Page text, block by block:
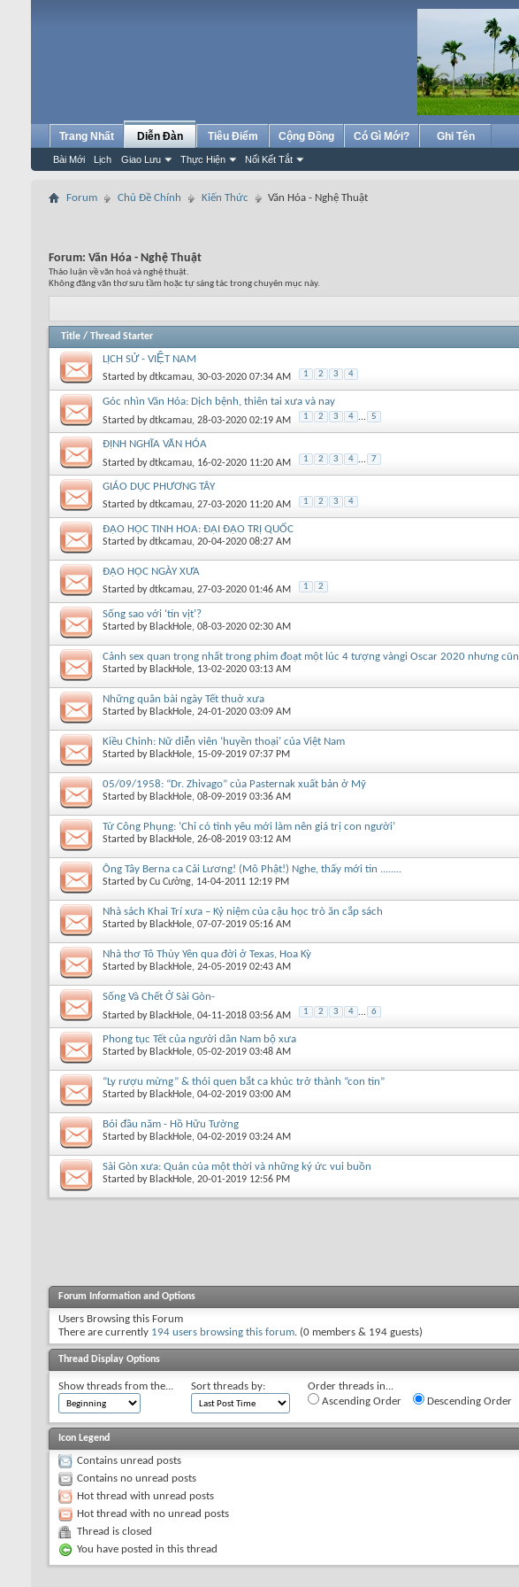
Trang Nhất Diễn Đàn
Bài Mới Lịch Giao Lưu Thực Hiện Nối Kết Tắt
Tiêu Điểm Cộng Đồng Có Gì Mới? Ghi Tên
Forum Chủ Đề Chính Kiến Thức Văn Hóa - Nghệ Thuật
Forum: Văn Hóa - Nghệ Thuật
Thảo luận về văn hoá và nghệ thuật.
Không đăng văn thơ sưu tầm hoặc tự sáng tác trong chuyên mục này.
Title / Thread Starter
LỊCH SỬ - VIỆT NAM
Started bydtkcamau, 30-03-2020 07:34 AM 1 2 3 4
Góc nhìn Văn Hóa: Dịch bệnh, thiên tai xưa và nay
Started bydtkcamau, 28-03-2020 02:19 AM 1 2 3 4 ... 5
ĐỊNH NGHĨA VĂN HÓA
Started bydtkcamau, 16-02-2020 11:20 AM 1 2 3 4 ... 7
GIÁO DỤC PHƯƠNG TÂY
Started bydtkcamau, 27-03-2020 11:20 AM 1 2 3 4
ĐẠO HỌC TINH HOA: ĐẠI ĐẠO TRỊ QUỐC
Started bydtkcamau, 20-04-2020 08:27 AM
ĐẠO HỌC NGÀY XƯA
Started bydtkcamau, 27-03-2020 01:46 AM 1 2
Sống sao với ‘tin vịt’?
Started by BlackHole, 08-03-2020 02:30 AM
Cảnh sex quan trọng nhất trong phim đoạt một lúc 4 tượng vàngi Oscar 2020 nhưng
Started by BlackHole, 13-02-2020 03:13 AM
Những quân bài ngày Tết thuở xưa
Started by BlackHole, 24-01-2020 03:09 AM
Kiều Chinh: Nữ diễn viên ‘huyền thoại’ của Việt Nam
Started by BlackHole, 15-09-2019 07:37 PM
05/09/1958: “Dr. Zhivago” của Pasternak xuất bản ở Mỹ
Started by BlackHole, 08-09-2019 03:36 AM
Từ Công Phụng: ‘Chỉ có tình yêu mới làm nên giá trị con người’
Started by BlackHole, 26-08-2019 03:12 AM
Ông Tây Berna ca Cải Lương! (Mô Phật!) Nghe, thấy mới tin ........
Started byCu Cường, 14-04-2011 12:19 PM
Nhà sách Khai Trí xưa – Kỷ niệm của cậu học trò ăn cắp sách
Started by BlackHole, 07-07-2019 05:16 AM
Nhà thơ Tô Thùy Yên qua đời ở Texas, Hoa Kỳ
Started by BlackHole, 24-05-2019 02:43 AM
Sống Và Chết Ở Sài Gòn-
Started by BlackHole, 04-11-2018 03:56 AM 1 2 3 4 ... 6
Phong tục Tết của người dân Nam bộ xưa
Started by BlackHole, 05-02-2019 03:48 AM
“Ly rượu mừng” & thói quen bắt ca khúc trở thành “con tin”
Started by BlackHole, 04-02-2019 03:00 AM
Bói đầu năm - Hồ Hữu Tường
Started by BlackHole, 04-02-2019 03:24 AM
Sài Gòn xưa: Quán của một thời và những ký ức vui buồn
Started by BlackHole, 20-01-2019 12:56 PM
Forum Information and Options
Users Browsing this Forum
There are currently 194 users browsing this forum. (0 members & 194 guests)
Thread Display Options
Show threads from the... Sort threads by:
Order threads in...
Ascending Order
Descending Order
Icon Legend
Contains unread posts
Contains no unread posts
Hot thread with unread posts
Hot thread with no unread posts
Thread is closed
You have posted in this thread